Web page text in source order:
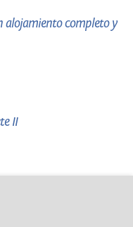
alojamiento completo y
II